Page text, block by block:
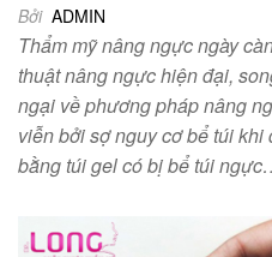
Bởi ADMIN
Thẩm mỹ nâng ngực ngày
thuật nâng ngực hiện đại,
ngại về phương pháp nâng
viễn bởi sợ nguy cơ bể túi
bằng túi gel có bị bể túi